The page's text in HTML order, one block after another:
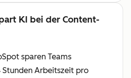
KI bei der Content-
sparen Teams
Stunden Arbeitszeit pro